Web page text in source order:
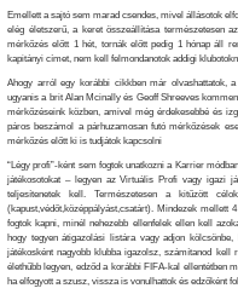
Emellett a sajtó sem marad csendes, mivel állásotok
elég életszerű, a keret összeállítása természetesen
mérkőzés előtt 1 hét, tornák előtt pedig 1 hónap áll
kapitányi címet, nem kell felmondanotok addigi
Ahogy arról egy korábbi cikkben már olvashattatok,
ugyanis a brit Alan Mcinally és Geoff Shreeves
mérkőzéseink közben, amivel még érdekesebbé és
páros beszámol a párhuzamosan futó mérkőzések
mérkőzés előtt ki is tudjátok kapcsolni
“Légy profi”-ként sem fogtok unatkozni a Karrier
játékosotokat – legyen az Virtuális Profi vagy igazi
teljesítenetek kell. Természetesen a kitűzött
(kapust,védőt,középpályást,csatárt). Mindezek mellett
fogtok kapni, minél nehezebb ellenfelek ellen kell
hogy tegyen átigazolási listára vagy adjon
játékosként nagyobb klubba igazolsz, számítanod
élethűbb legyen, edződ a korábbi FIFA-kal ellentétben
ha elfogyott a szusz, vissza is vonulhattok és edzőként